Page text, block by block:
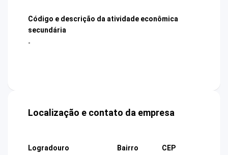
Código e descrição da atividade econômica
secundária
-
Localização e contato da empresa
Logradouro
Bairro
CEP